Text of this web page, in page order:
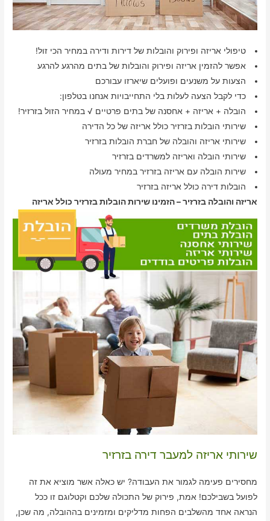
טיפולי אריזה ופירוק והובלות של דירות ודירה במחיר הכי זול!
אפשר להזמין אריזה ופירוק והובלות של בתים מהרגע להרגע
הצעות על משנעים ופועלים שיארזו עבורכם
כדי לקבל הצעה לעלות בלי התחייבויות אנחנו בטלפון:
הובלה + אריזה + אחסנה של בתים פרטיים √ במחיר הזול בזרזיר!
שירותי הובלות בזרזיר כולל אריזה של כל הדירה
שירותי אריזה והובלה של חברת הובלות בזרזיר
שירותי הובלה ואריזה למשרדים בזרזיר
שירות הובלה עם אריזה בזרזיר במחיר מעולה
הובלות דירה כולל אריזה בזרזיר
אריזה והובלה בזרזיר – הזמינו שירות הובלות בזרזיר כולל אריזה
שירותי אריזה למעבר דירה בזרזיר
מחסירים פעימה לגמור את העבודה? יש כאלה אשר מוציא את זה
לפועל בשבילכם! אמת, פירוק של התכולה שלכם וקטלוגם זו ככל
הנראה אחד מהשלבים הפחות מדליקים ומזמינים בההובלה, מה שכן,